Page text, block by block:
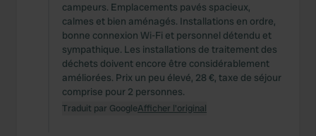
campeurs. Emplacements pavés spacieux,
calmes et bien aménagés. Installations en ordre,
bonne connexion Wi-Fi et personnel détendu et
sympathique. Les installations de traitement des
déchets doivent encore être considérablement
améliorées. Prix un peu élevé, 28 €, taxe de séjour
comprise pour 2 personnes.
Traduit par GoogleAfficher l'original